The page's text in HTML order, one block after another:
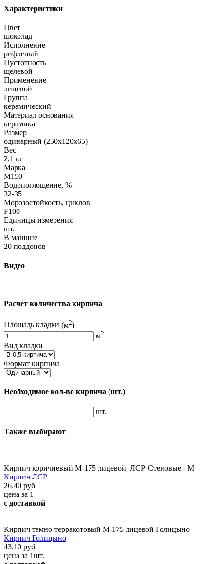
Характеристики
Цвет
шоколад
Исполнение
рифленый
Пустотность
щелевой
Применение
лицевой
Группа
керамический
Материал основания
керамика
Размер
одинарный (250х120х65)
Вес
2,1 кг
Марка
М150
Водопоглощение, %
32-35
Морозостойкость, циклов
F100
Единицы измерения
шт.
В машине
20 поддонов
Видео
Расчет количества кирпича
Площадь кладки (м2)
м2
Вид кладки
Формат кирпича
Необходимое кол-во кирпича (шт.)
шт.
Также выбирают
Кирпич коричневый М-175 лицевой, ЛСР. Стеновые - М
Кирпич ЛСР
26.40 руб.
цена за 1
с доставкой
Кирпич темно-терракотовый М-175 лицевой Голицыно
Кирпич Голицыно
43.10 руб.
цена за 1шт.